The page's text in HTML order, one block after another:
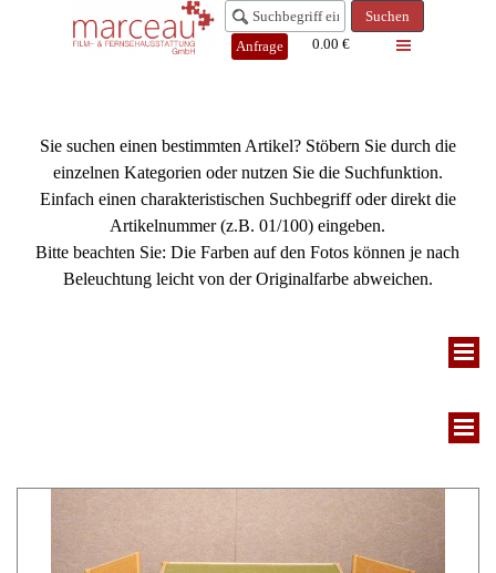
Suchen
0.00 €
Anfrage
Sie suchen einen bestimmten Artikel? Stöbern Sie durch die
einzelnen Kategorien oder nutzen Sie die Suchfunktion.
Einfach einen charakteristischen Suchbegriff oder direkt die
Artikelnummer (z.B. 01/100) eingeben.
Bitte beachten Sie: Die Farben auf den Fotos können je nach
Beleuchtung leicht von der Originalfarbe abweichen.